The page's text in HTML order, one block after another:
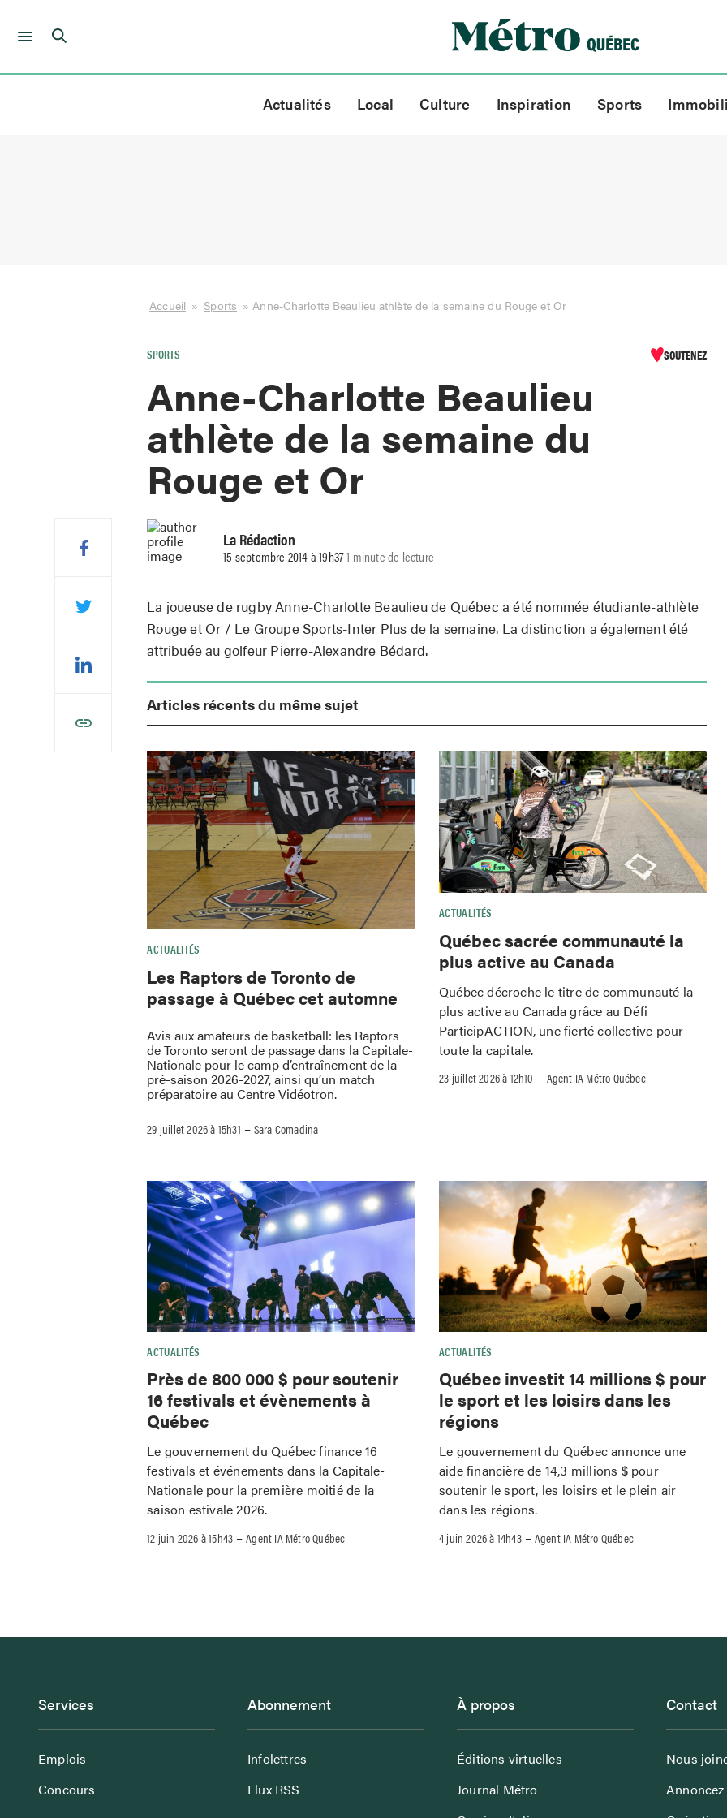
Skip
Actualités Local Culture Inspiration Sports
Accueil » Sports »Anne-Charlotte Beaulieu athlète de la semaine du Rouge et Or
SPORTS SOUTENEZ
Anne-Charlotte Beaulieu
athlète de la semaine du
Rouge et Or
La Rédaction
15 septembre 2014 à 19h371 minute de lecture
La joueuse de rugby Anne-Charlotte Beaulieu de Québec a été nommée étudiante-athlète
Rouge et Or / Le Groupe Sports-Inter Plus de la semaine. La distinction a également été
attribuée au golfeur Pierre-Alexandre Bédard.
Articles récents du même sujet
ACTUALITÉS
Les Raptors de Toronto de
passage à Québec cet automne
Avis aux amateurs de basketball: les Raptors
de Toronto seront de passage dans la Capitale-
Nationale pour le camp d’entraînement de la
pré-saison 2026-2027, ainsi qu’un match
préparatoire au Centre Vidéotron.
29 juillet 2026 à 15h31 –Sara Comadina
ACTUALITÉS
Québec sacrée communauté la
plus active au Canada
Québec décroche le titre de communauté la
plus active au Canada grâce au Défi
ParticipACTION, une fierté collective pour
toute la capitale.
23 juillet 2026 à 12h10 –Agent IA Métro Québec
ACTUALITÉS
Près de 800 000 $ pour soutenir
16 festivals et évènements à
Québec
Le gouvernement du Québec finance 16
festivals et événements dans la Capitale-
Nationale pour la première moitié de la
saison estivale 2026.
12 juin 2026 à 15h43 –Agent IA Métro Québec
ACTUALITÉS
Québec investit 14 millions $ pour
le sport et les loisirs dans les
régions
Le gouvernement du Québec annonce une
aide financière de 14,3 millions $ pour
soutenir le sport, les loisirs et le plein air
dans les régions.
4 juin 2026 à 14h43–Agent IA Métro Québec
Services
Emplois
Concours
Abonnement
Infolettres
Flux RSS
À propos
Éditions virtuelles
Journal Métro
Contact
Nous